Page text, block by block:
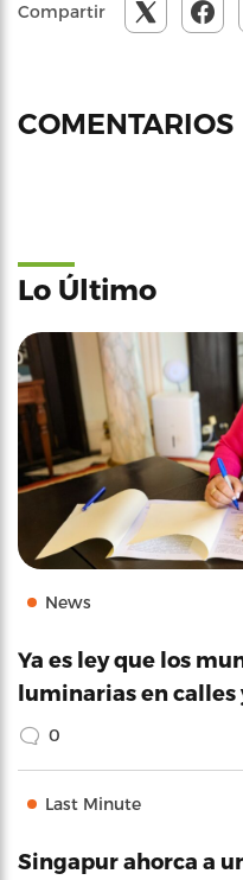
Compartir
COMENTARIOS
Lo Último
News
Ya es ley que los
luminarias en calles
0
Last Minute
Singapur ahorca a